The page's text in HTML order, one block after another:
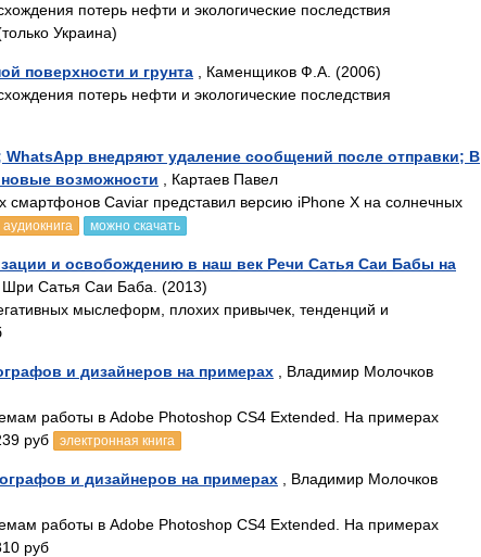
потерь нефти и экологические последствия
Украина)
поверхности и грунта , Каменщиков Ф.А. (2006)
потерь нефти и экологические последствия
WhatsApp внедряют удаление сообщений после отправки; В
возможности , Картаев Павел
смартфонов Caviar представил версию iPhone X на солнечных
аудиокнига можно скачать
и освобождению в наш век Речи Сатья Саи Бабы на
Шри Сатья Саи Баба. (2013)
мыслеформ, плохих привычек, тенденций и
и дизайнеров на примерах , Владимир Молочков
работы в Adobe Photoshop CS4 Extended. На примерах
руб
электронная книга
и дизайнеров на примерах , Владимир Молочков
работы в Adobe Photoshop CS4 Extended. На примерах
руб